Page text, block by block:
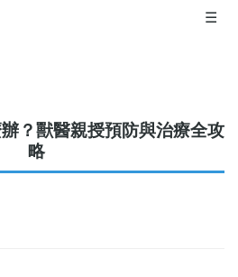
☰
？獸醫親授預防與治療全攻
略